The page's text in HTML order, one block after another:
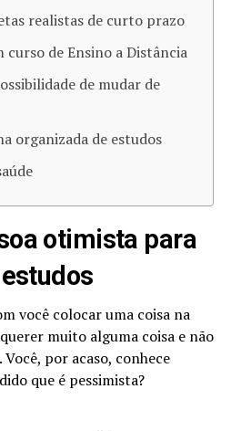
realistas de curto prazo
curso de Ensino a Distância
de mudar de
organizada de estudos
otimista para
você colocar uma coisa na
muito alguma coisa e não
por acaso, conhece
que é pessimista?